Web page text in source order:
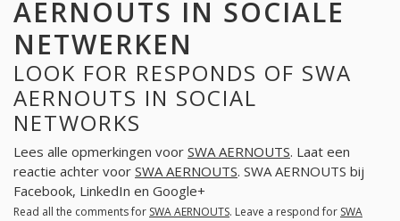
AERNOUTS IN SOCIALE
NETWERKEN
LOOK FOR RESPONDS OF SWA
AERNOUTS IN SOCIAL
NETWORKS
Lees alle opmerkingen voor SWA AERNOUTS. Laat een
reactie achter voor SWA AERNOUTS. SWA AERNOUTS bij
Facebook, LinkedIn en Google+
Read all the comments for SWA AERNOUTS. Leave a respond for SWA